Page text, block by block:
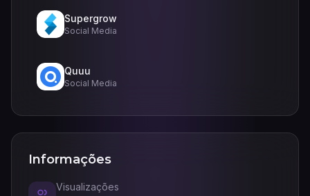
Supergrow
Social Media
Quuu
Social Media
Informações
Visualizações